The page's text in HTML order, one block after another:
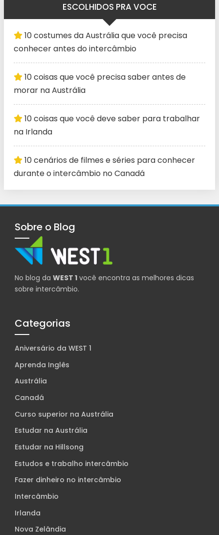
ESCOLHIDOS PRA VOCE
10 costumes da Austrália que você precisa
conhecer antes do intercâmbio
10 coisas que você precisa saber antes de
morar na Austrália
10 coisas que você deve saber para trabalhar
na Irlanda
10 cenários de filmes e séries para conhecer
durante o intercâmbio no Canadá
Sobre o Blog
No blog da WEST 1 você encontra as melhores dicas
sobre intercâmbio.
Categorias
Aniversário da WEST 1
Aprenda Inglês
Austrália
Canadá
Curso superior na Austrália
Estudar na Austrália
Estudar na Hillsong
Estudos e trabalho intercâmbio
Fazer dinheiro no intercâmbio
Intercâmbio
Irlanda
Nova Zelândia